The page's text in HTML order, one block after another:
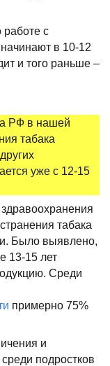
с
в 10-12
и того раньше –
РФ в нашей
табака
уже с 12-15
табака
Было выявлено,
13-15 лет
Среди
примерно 75%
и
подростков